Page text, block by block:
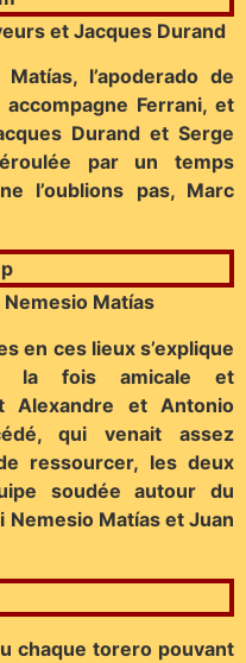
et Jacques Durand
l’apoderado de
accompagne Ferrani, et
Durand et Serge
par un temps
l’oublions pas, Marc
Nemesio Matías
en ces lieux s’explique
la fois amicale et
Alexandre et Antonio
qui venait assez
ressourcer, les deux
soudée autour du
Matías et Juan
chaque torero pouvant